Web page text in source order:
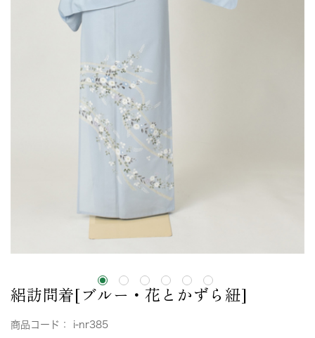
絽訪問着[ブルー・花とかずら紐]
商品コード： i-nr385